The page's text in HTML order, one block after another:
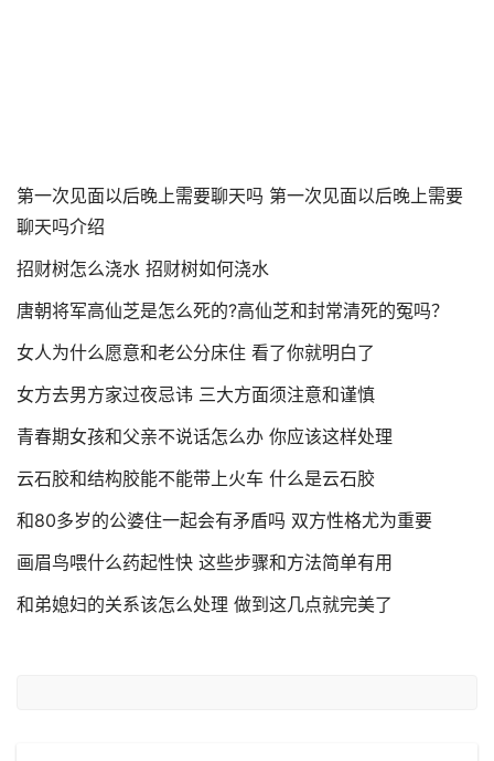
第一次见面以后晚上需要聊天吗 第一次见面以后晚上需要
聊天吗介绍
招财树怎么浇水 招财树如何浇水
唐朝将军高仙芝是怎么死的?高仙芝和封常清死的冤吗？
女人为什么愿意和老公分床住 看了你就明白了
女方去男方家过夜忌讳 三大方面须注意和谨慎
青春期女孩和父亲不说话怎么办 你应该这样处理
云石胶和结构胶能不能带上火车 什么是云石胶
和80多岁的公婆住一起会有矛盾吗 双方性格尤为重要
画眉鸟喂什么药起性快 这些步骤和方法简单有用
和弟媳妇的关系该怎么处理 做到这几点就完美了